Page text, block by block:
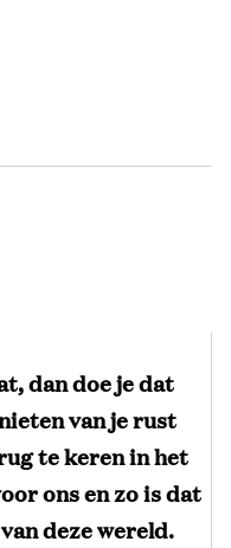
dan doe je dat
van je rust
te keren in het
ons en zo is dat
deze wereld.